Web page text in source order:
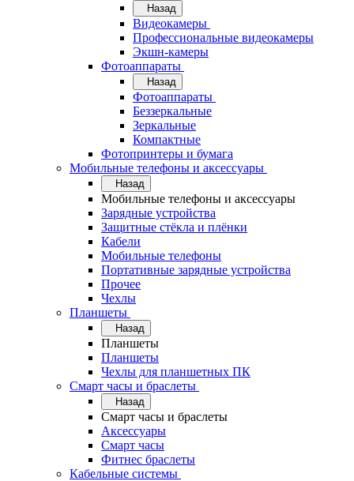
Назад
Видеокамеры
Профессиональные видеокамеры
Экшн-камеры
Фотоаппараты
Назад
Фотоаппараты
Беззеркальные
Зеркальные
Компактные
Фотопринтеры и бумага
Мобильные телефоны и аксессуары
Назад
Мобильные телефоны и аксессуары
Зарядные устройства
Защитные стёкла и плёнки
Кабели
Мобильные телефоны
Портативные зарядные устройства
Прочее
Чехлы
Планшеты
Назад
Планшеты
Планшеты
Чехлы для планшетных ПК
Смарт часы и браслеты
Назад
Смарт часы и браслеты
Аксессуары
Смарт часы
Фитнес браслеты
Кабельные системы